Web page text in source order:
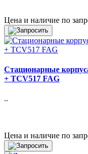
Цена и наличие по
Стационарные
+ TCV517 FAG
..
Цена и наличие по